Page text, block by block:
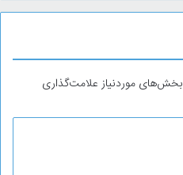
بخش‌های موردنیاز علامت‌گذاری